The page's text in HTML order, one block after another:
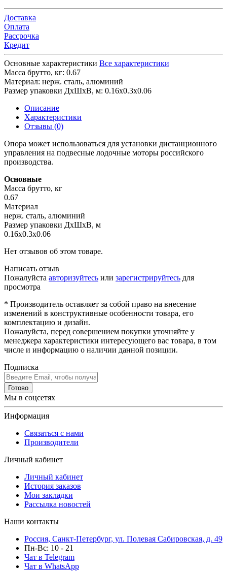
Доставка
Оплата
Рассрочка
Кредит
Основные характеристики Все характеристики
Масса брутто, кг: 0.67
Материал: нерж. сталь, алюминий
Размер упаковки ДхШхВ, м: 0.16x0.3x0.06
Описание
Характеристики
Отзывы (0)
Опора может использоваться для установки дистанционного
управления на подвесные лодочные моторы российского
производства.
Основные
Масса брутто, кг
0.67
Материал
нерж. сталь, алюминий
Размер упаковки ДхШхВ, м
0.16x0.3x0.06
Нет отзывов об этом товаре.
Написать отзыв
Пожалуйста авторизуйтесь или зарегистрируйтесь для
просмотра
* Производитель оставляет за собой право на внесение
изменений в конструктивные особенности товара, его
комплектацию и дизайн.
Пожалуйста, перед совершением покупки уточняйте у
менеджера характеристики интересующего вас товара, в том
числе и информацию о наличии данной позиции.
Подписка
Готово
Мы в соцсетях
Информация
Связаться с нами
Производители
Личный кабинет
Личный кабинет
История заказов
Мои закладки
Рассылка новостей
Наши контакты
Россия, Санкт-Петербург, ул. Полевая Сабировская, д. 49
Пн-Вс: 10 - 21
Чат в Telegram
Чат в WhatsApp